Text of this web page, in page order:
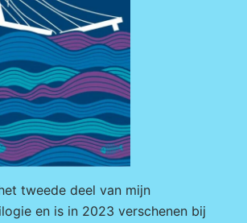
tweede deel van mijn
en is in 2023 verschenen bij